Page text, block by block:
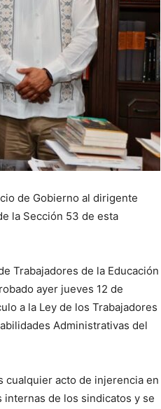
de Gobierno al dirigente
la Sección 53 de esta
Trabajadores de la Educación
ayer jueves 12 de
a la Ley de los Trabajadores
Administrativas del
cualquier acto de injerencia en
de los sindicatos y se